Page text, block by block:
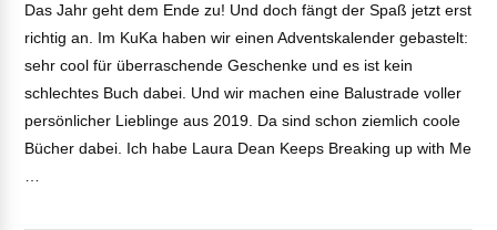
Das Jahr geht dem Ende zu! Und doch fängt der Spaß jetzt erst
richtig an. Im KuKa haben wir einen Adventskalender gebastelt:
sehr cool für überraschende Geschenke und es ist kein
schlechtes Buch dabei. Und wir machen eine Balustrade voller
persönlicher Lieblinge aus 2019. Da sind schon ziemlich coole
Bücher dabei. Ich habe Laura Dean Keeps Breaking up with Me
…